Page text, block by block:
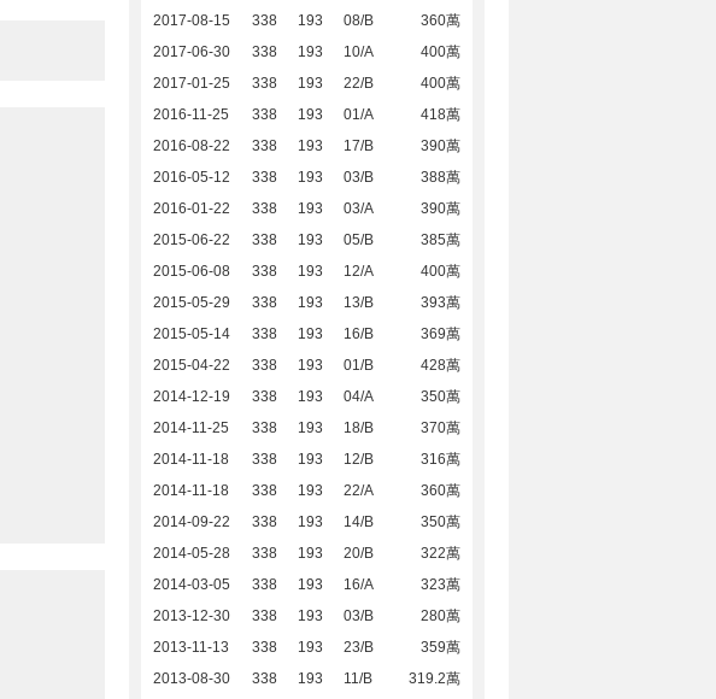
2017-08-15 338 193 08/B
360萬
2017-06-30
338 193 10/A
400萬
2017-01-25
338 193 22/B
400萬
2016-11-25
338 193 01/A
418萬
2016-08-22
338 193 17/B
390萬
2016-05-12
338 193 03/B
388萬
2016-01-22
338 193 03/A
390萬
2015-06-22
338 193 05/B
385萬
2015-06-08
338 193 12/A
400萬
2015-05-29
338 193 13/B
393萬
2015-05-14
338 193 16/B
369萬
2015-04-22
338 193 01/B
428萬
2014-12-19
338 193 04/A
350萬
2014-11-25
338 193 18/B
370萬
2014-11-18
338 193 12/B
316萬
2014-11-18
338 193 22/A
360萬
2014-09-22
338 193 14/B
350萬
2014-05-28
338 193 20/B
322萬
2014-03-05
338 193 16/A
323萬
2013-12-30
338 193 03/B
280萬
2013-11-13
338 193 23/B
359萬
2013-08-30
338 193 11/B
319.2萬